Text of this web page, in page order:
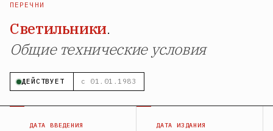
ПЕРЕЧНИ
Светильники.
Общие технические условия
ДЕЙСТВУЕТ с 01.01.1983
ДАТА ВВЕДЕНИЯ ДАТА ИЗДАНИЯ